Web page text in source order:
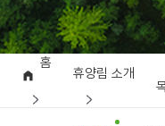
홈
휴양림 소개